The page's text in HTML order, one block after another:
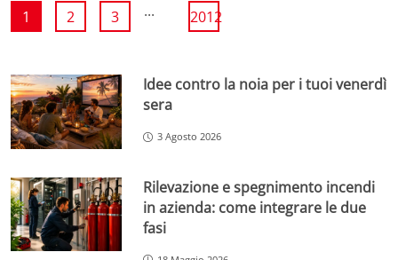
1 2 3 ... 2012
Idee contro la noia per i tuoi venerdì
sera
3 Agosto 2026
Rilevazione e spegnimento incendi
in azienda: come integrare le due
fasi